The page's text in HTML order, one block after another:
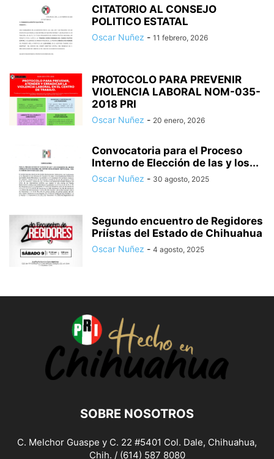
CITATORIO AL CONSEJO
POLITICO ESTATAL
Oscar Nuñez - 11 febrero, 2026
PROTOCOLO PARA PREVENIR
VIOLENCIA LABORAL NOM-035-
2018 PRI
Oscar Nuñez - 20 enero, 2026
Convocatoria para el Proceso
Interno de Elección de las y los...
Oscar Nuñez - 30 agosto, 2025
Segundo encuentro de Regidores
Priístas del Estado de Chihuahua
Oscar Nuñez - 4 agosto, 2025
SOBRE NOSOTROS
C. Melchor Guaspe y C. 22 #5401 Col. Dale, Chihuahua,
Chih. / (614) 587 8080